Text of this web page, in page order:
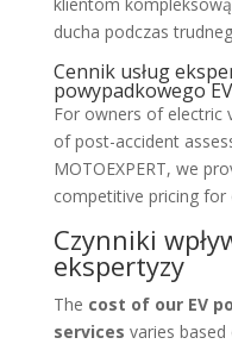
ducha podczas
Cennik usług
powypadkowego EV
For owners of electric
of post-accident
MOTOEXPERT, we
competitive pricing for
Czynniki
ekspertyzy
The cost of our EV
services varies